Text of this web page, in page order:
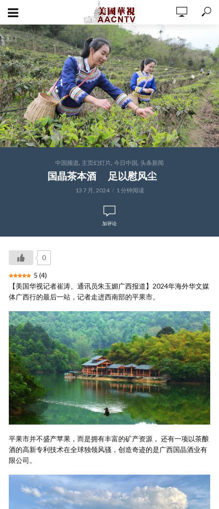
中国频道, 主页幻灯片, 今日中国, 头条新闻
国晶茶本酒 足以慰风尘
13 7 月, 2024 1 分钟阅读
加评论
0
5 (4)
【美国华视记者崔涛、通讯员朱玉媚广西报道】2024年海外华文媒
体广西行的最后一站，记者走进西南部的平果市。
平果市并不盛产苹果，而是拥有丰富的矿产资源， 还有一项以茶酿
酒的高新专利技术在全球独领风骚，创造奇迹的是广西国晶酒业有
限公司。